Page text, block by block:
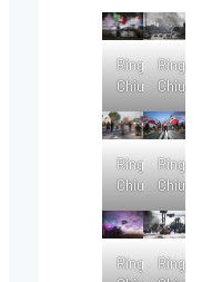
Ringo
Chiu/AFP
Ringo
Chiu/AFP
Ringo
Chiu/AFP
Ringo
Chiu/AFP
Ringo
Ringo